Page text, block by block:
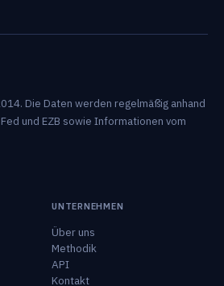
Die Daten werden regelmäßig anhand
und EZB sowie Informationen vom
UNTERNEHMEN
Über uns
Methodik
API
Kontakt